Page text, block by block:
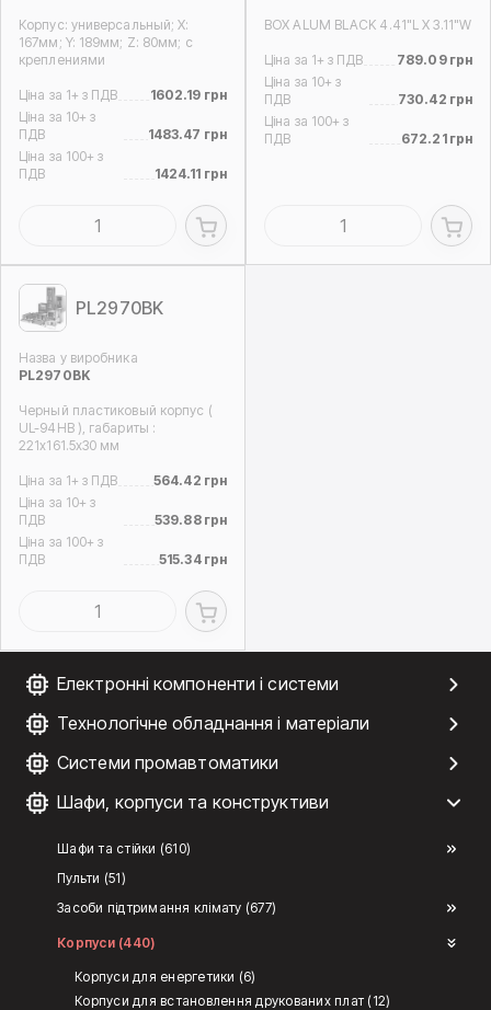
Електронні компоненти і системи
Технологічне обладнання і матеріали
Системи промавтоматики
Шафи, корпуси та конструктиви
Шафи та стійки (610)
Пульти (51)
Засоби підтримання клімату (677)
Корпуси (440)
Корпуси для енергетики (6)
Корпуси для встановлення друкованих плат (12)
Корпус: универсальный; Х:
167мм; Y: 189мм; Z: 80мм; с
креплениями
Ціна за 1+ з ПДВ
1602.19 грн
Ціна за 10+ з
ПДВ
1483.47 грн
Ціна за 100+ з
ПДВ
1424.11 грн
BOX ALUM BLACK 4.41"L X 3.11"W
Ціна за 1+ з ПДВ
789.09 грн
Ціна за 10+ з
ПДВ
730.42 грн
Ціна за 100+ з
ПДВ
672.21 грн
PL2970BK
Назва у виробника
PL2970BK
Черный пластиковый корпус (
UL-94HB ), габариты :
221x161.5x30 мм
Ціна за 1+ з ПДВ
564.42 грн
Ціна за 10+ з
ПДВ
539.88 грн
Ціна за 100+ з
ПДВ
515.34 грн